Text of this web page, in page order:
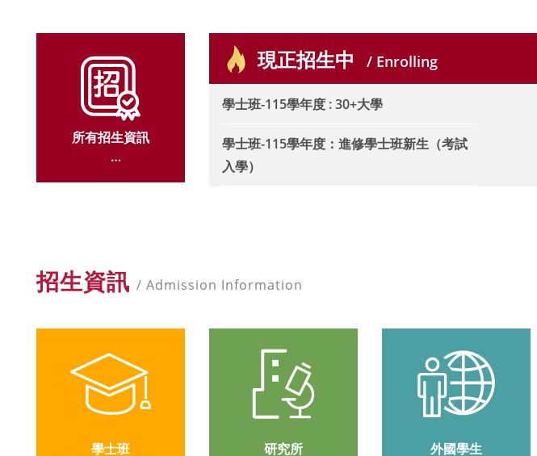
所有招生資訊
現正招生中 / Enrolling
學士班-115學年度 : 30+大學
學士班-115學年度：進修學士班新生（考試
入學）
招生資訊 / Admission Information
學士班
研究所
外國學生